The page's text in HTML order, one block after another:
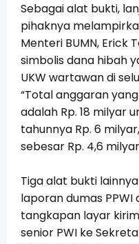
Sebagai alat bukti,
pihaknya
Menteri BUMN, Erick
simbolis dana hibah
UKW wartawan di
“Total anggaran
adalah Rp. 18 milyar
tahunnya Rp. 6
sebesar Rp. 4,6
Tiga alat bukti
laporan dumas
tangkapan layar
senior PWI ke